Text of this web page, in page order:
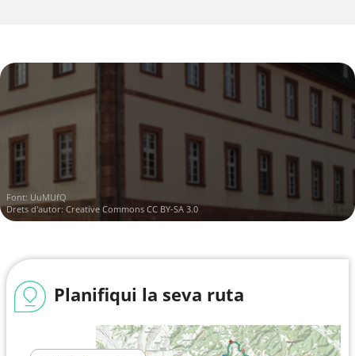
Font: UuMUfQ
Drets d'autor: Creative Commons CC BY-SA 3.0
Planifiqui la seva ruta